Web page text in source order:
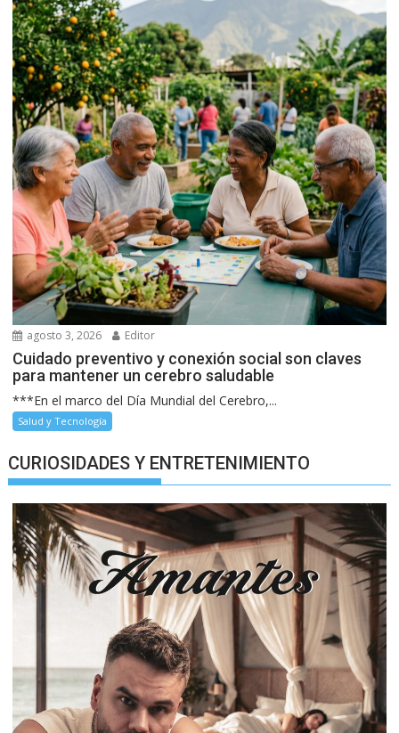
agosto 3, 2026 Editor
Cuidado preventivo y conexión social son claves
para mantener un cerebro saludable
***En el marco del Día Mundial del Cerebro,...
Salud y Tecnología
CURIOSIDADES Y ENTRETENIMIENTO